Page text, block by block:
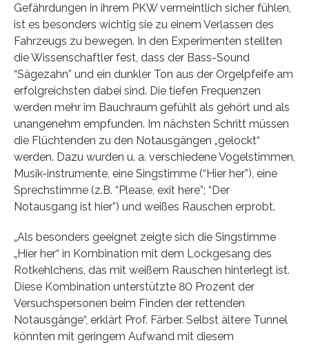
Gefährdungen in ihrem PKW vermeintlich sicher fühlen,
ist es besonders wichtig sie zu einem Verlassen des
Fahrzeugs zu bewegen. In den Experimenten stellten
die Wissenschaftler fest, dass der Bass-Sound
“Sägezahn” und ein dunkler Ton aus der Orgelpfeife am
erfolgreichsten dabei sind. Die tiefen Frequenzen
werden mehr im Bauchraum gefühlt als gehört und als
unangenehm empfunden. Im nächsten Schritt müssen
die Flüchtenden zu den Notausgängen „gelockt“
werden. Dazu wurden u. a. verschiedene Vogelstimmen,
Musik-instrumente, eine Singstimme (“Hier her”), eine
Sprechstimme (z.B. “Please, exit here”; “Der
Notausgang ist hier”) und weißes Rauschen erprobt.
„Als besonders geeignet zeigte sich die Singstimme
„Hier her“ in Kombination mit dem Lockgesang des
Rotkehlchens, das mit weißem Rauschen hinterlegt ist.
Diese Kombination unterstützte 80 Prozent der
Versuchspersonen beim Finden der rettenden
Notausgänge“, erklärt Prof. Färber. Selbst ältere Tunnel
könnten mit geringem Aufwand mit diesem